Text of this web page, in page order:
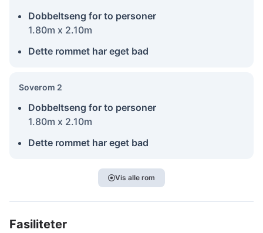
Dobbeltseng for to personer
1.80m x 2.10m
Dette rommet har eget bad
Soverom 2
Dobbeltseng for to personer
1.80m x 2.10m
Dette rommet har eget bad
Vis alle rom
Fasiliteter